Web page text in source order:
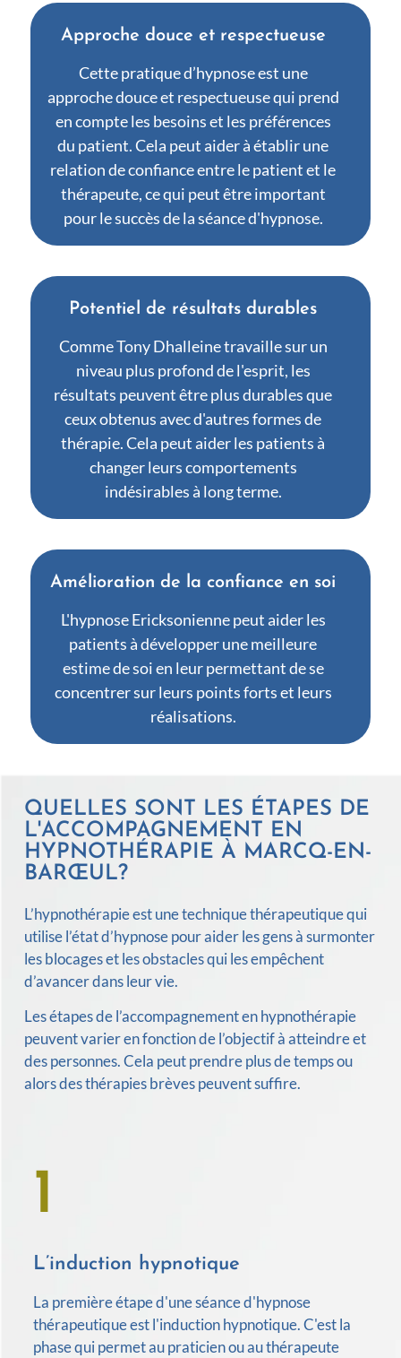
Approche douce et respectueuse
Cette pratique d’hypnose est une
approche douce et respectueuse qui prend
en compte les besoins et les préférences
du patient. Cela peut aider à établir une
relation de confiance entre le patient et le
thérapeute, ce qui peut être important
pour le succès de la séance d'hypnose.
Potentiel de résultats durables
Comme Tony Dhalleine travaille sur un
niveau plus profond de l'esprit, les
résultats peuvent être plus durables que
ceux obtenus avec d'autres formes de
thérapie. Cela peut aider les patients à
changer leurs comportements
indésirables à long terme.
Amélioration de la confiance en soi
L'hypnose Ericksonienne peut aider les
patients à développer une meilleure
estime de soi en leur permettant de se
concentrer sur leurs points forts et leurs
réalisations.
QUELLES SONT LES ÉTAPES DE
L'ACCOMPAGNEMENT EN
HYPNOTHÉRAPIE À MARCQ-EN-
BARŒUL?
L’hypnothérapie est une technique thérapeutique qui
utilise l’état d’hypnose pour aider les gens à surmonter
les blocages et les obstacles qui les empêchent
d’avancer dans leur vie.
Les étapes de l’accompagnement en hypnothérapie
peuvent varier en fonction de l’objectif à atteindre et
des personnes. Cela peut prendre plus de temps ou
alors des thérapies brèves peuvent suffire.
1
L’induction hypnotique
La première étape d'une séance d'hypnose
thérapeutique est l'induction hypnotique. C'est la
phase qui permet au praticien ou au thérapeute